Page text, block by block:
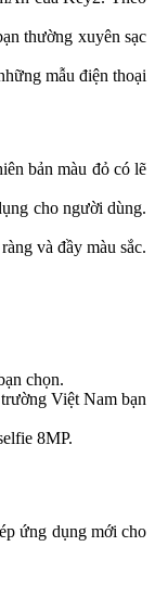
thường xuyên sạc
mẫu điện thoại
bản màu đỏ có lẽ
cho người dùng.
và đầy màu sắc.
chọn.
Việt Nam bạn
8MP.
ứng dụng mới cho